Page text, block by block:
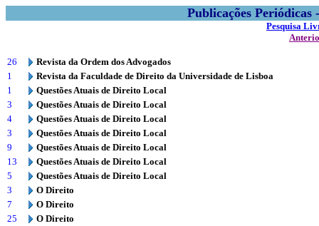
Publicações
Pesquisa
26
Revista da Ordem dos Advogados
1
Revista da Faculdade de Direito da Universidade de Lisboa
1
Questões Atuais de Direito Local
3
Questões Atuais de Direito Local
4
Questões Atuais de Direito Local
3
Questões Atuais de Direito Local
9
Questões Atuais de Direito Local
13
Questões Atuais de Direito Local
5
Questões Atuais de Direito Local
3
O Direito
7
O Direito
25
O Direito